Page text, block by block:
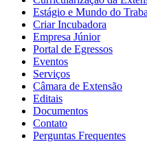
Estágio e Mundo do
Criar Incubadora
Empresa Júnior
Portal de Egressos
Eventos
Serviços
Câmara de Extensão
Editais
Documentos
Contato
Perguntas Frequentes